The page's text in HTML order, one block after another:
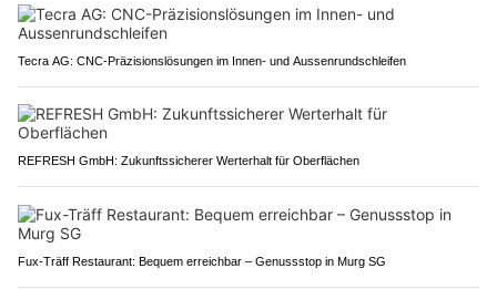
Tecra AG: CNC-Präzisionslösungen im Innen- und Aussenrundschleifen
REFRESH GmbH: Zukunftssicherer Werterhalt für Oberflächen
Fux-Träff Restaurant: Bequem erreichbar – Genussstop in Murg SG